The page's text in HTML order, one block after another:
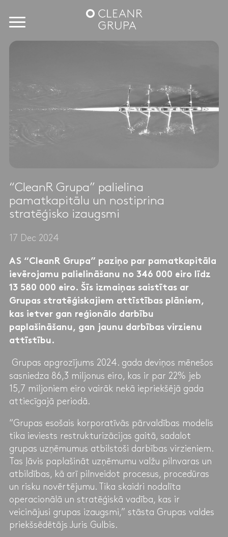
“CleanR Grupa” palielina
pamatkapitālu un nostiprina
stratēģisko izaugsmi
17 Dec 2024
AS “CleanR Grupa” paziņo par pamatkapitāla
ievērojamu palielināšanu no 346 000 eiro līdz
13 580 000 eiro. Šīs izmaiņas saistītas ar
Grupas stratēģiskajiem attīstības plāniem,
kas ietver gan reģionālo darbību
paplašināšanu, gan jaunu darbības virzienu
attīstību.
Grupas apgrozījums 2024. gada deviņos mēnešos
sasniedza 86,3 miljonus eiro, kas ir par 22% jeb
15,7 miljoniem eiro vairāk nekā iepriekšējā gada
attiecīgajā periodā.
“Grupas esošais korporatīvās pārvaldības modelis
tika ieviests restrukturizācijas gaitā, sadalot
grupas uzņēmumus atbilstoši darbības virzieniem.
Tas ļāvis paplašināt uzņēmumu valžu pilnvaras un
atbildības, kā arī pilnveidot procesus, procedūras
un risku novērtējumu. Tika skaidri nodalīta
operacionālā un stratēģiskā vadība, kas ir
veicinājusi grupas izaugsmi,” stāsta Grupas valdes
priekšsēdētājs Juris Gulbis.